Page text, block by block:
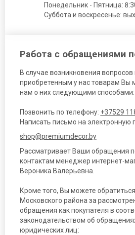
Понедельник - Пятница:
Суббота и воскресенье:
Работа с обращениями
В случае возникновения вопросов
приобретенным у нас товарам Вы
нам о них следующими способами:
Позвонить по телефону: +37529
Написать письмо на электронную
shop@premiumdecor.by
Рассматривает Ваши обращения
контактам менеджер интернет-
Вероника Валерьевна.
Кроме того, Вы можете
Московского района за
обращения как покупателя в
законодательством об
юридических лиц: